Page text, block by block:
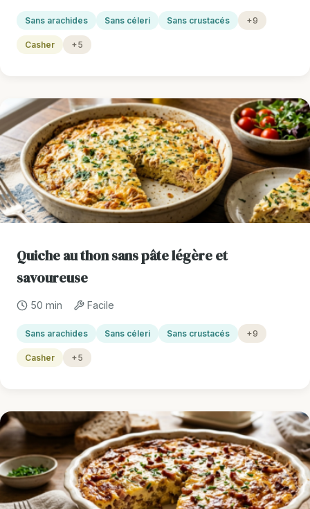
Sans arachides Sans céleri Sans crustacés +9
Casher +5
Quiche au thon sans pâte légère et
savoureuse
50 min Facile
Sans arachides Sans céleri Sans crustacés +9
Casher +5